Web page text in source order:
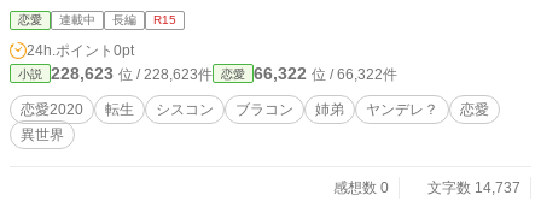
恋愛 連載中 長編 R15
24h.ポイント 0pt
小説 228,623 位 / 228,623件 恋愛 66,322 位 / 66,322件
恋愛2020 転生 シスコン ブラコン 姉弟 ヤンデレ？
恋愛
異世界
感想数 0
文字数 14,737